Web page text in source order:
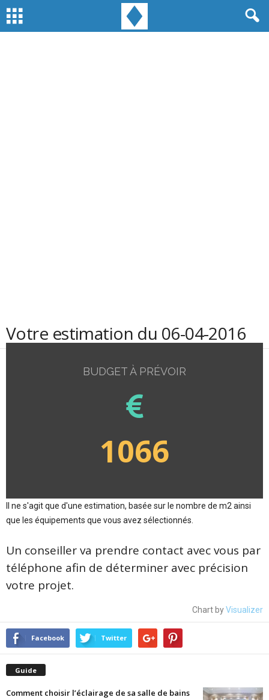
Votre estimation du 06-04-2016
BUDGET À PRÉVOIR
1066
Il ne s'agit que d'une estimation, basée sur le nombre de m2 ainsi
que les équipements que vous avez sélectionnés.
Un conseiller va prendre contact avec vous par
téléphone afin de déterminer avec précision
votre projet.
Chart byVisualizer
Facebook Twitter
Guide
Comment choisir l’éclairage de sa salle de bains